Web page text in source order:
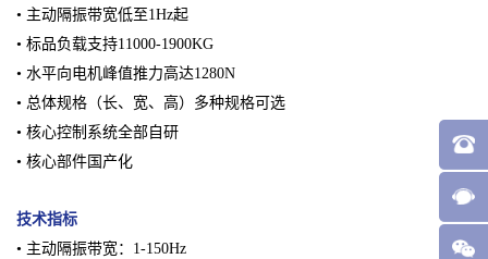
• 主动隔振带宽低至1Hz起
• 标品负载支持11000-1900KG
• 水平向电机峰值推力高达1280N
• 总体规格（长、宽、高）多种规格可选
• 核心控制系统全部自研
• 核心部件国产化
技术指标
• 主动隔振带宽：1-150Hz